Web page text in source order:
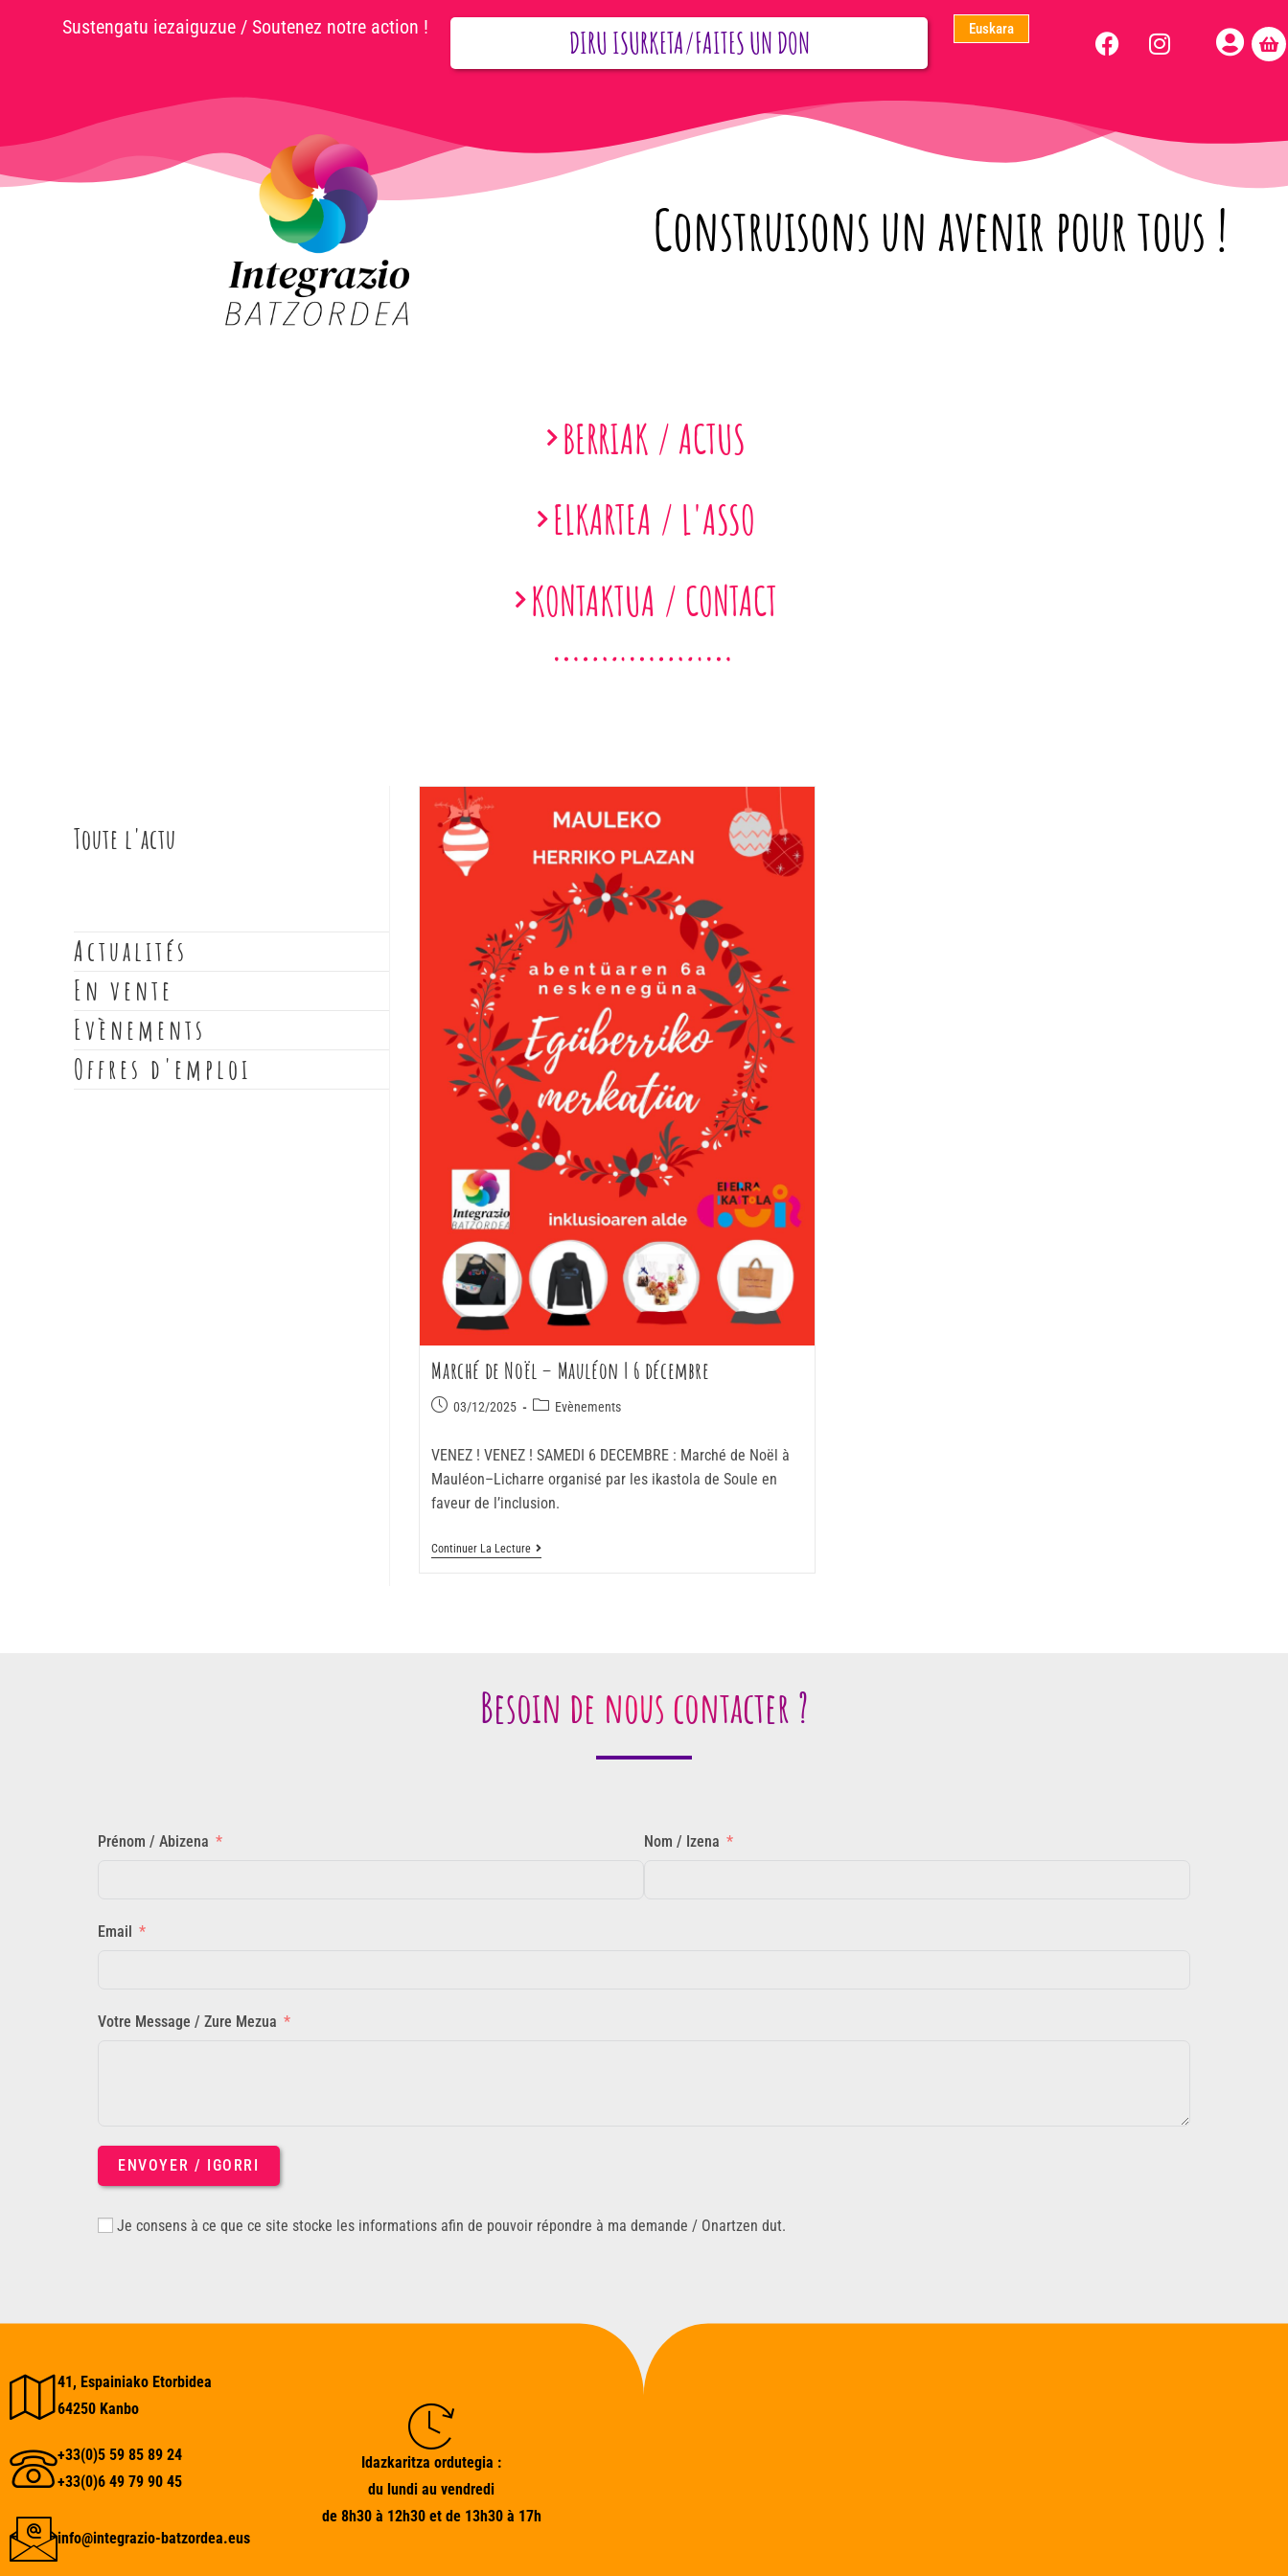
Sustengatu iezaiguzue / Soutenez notre action ! DIRU ISURKETA/FAITES UN DON Euskara
Construisons un avenir pour tous !
BERRIAK / ACTUS
ELKARTEA / L'ASSO
KONTAKTUA / CONTACT
Toute l'actu
Actualités
En vente
Evènements
Offres d'emploi
Marché de Noël – Mauléon | 6 décembre
03/12/2025 Evènements
VENEZ ! VENEZ ! SAMEDI 6 DECEMBRE : Marché de Noël à
Mauléon–Licharre organisé par les ikastola de Soule en
faveur de l’inclusion.
Continuer La Lecture
Besoin de nous contacter ?
Prénom / Abizena Nom / Izena
Email
Votre Message / Zure Mezua
ENVOYER / IGORRI
Je consens à ce que ce site stocke les informations afin de pouvoir répondre à ma demande / Onartzen dut.
41, Espainiako Etorbidea
64250 Kanbo
+33(0)5 59 85 89 24
+33(0)6 49 79 90 45
info@integrazio-batzordea.eus
Idazkaritza ordutegia :
du lundi au vendredi
de 8h30 à 12h30 et de 13h30 à 17h